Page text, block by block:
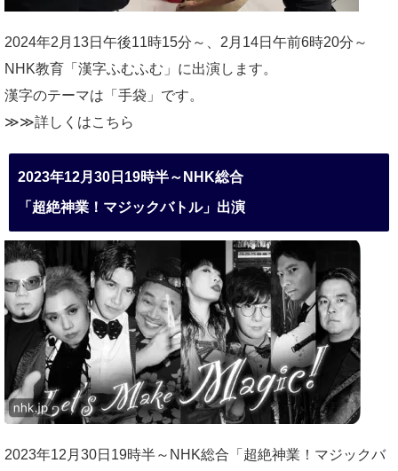
2024年2月13日午後11時15分～、2月14日午前6時20分～
NHK教育「漢字ふむふむ」に出演します。
漢字のテーマは「手袋」です。
≫≫詳しくはこちら
2023年12月30日19時半～NHK総合
「超絶神業！マジックバトル」出演
2023年12月30日19時半～NHK総合「超絶神業！マジックバ